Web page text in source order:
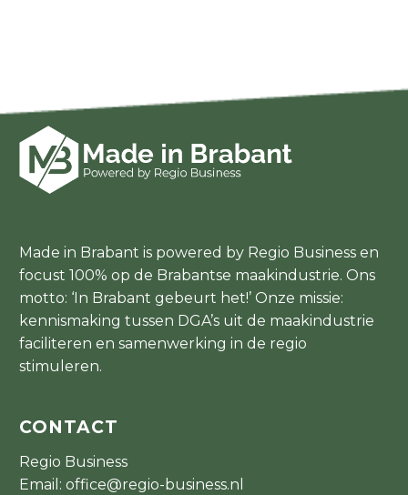
Made in Brabant is powered by Regio Business en
focust 100% op de Brabantse maakindustrie. Ons
motto: ‘In Brabant gebeurt het!’ Onze missie:
kennismaking tussen DGA’s uit de maakindustrie
faciliteren en samenwerking in de regio
stimuleren.
CONTACT
Regio Business
Email: office@regio-business.nl